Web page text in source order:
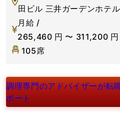
田ビル 三井ガーデンホテ
月給 /
265,460 円 〜 311,200 円
105席
調理専門のアドバイザーが転
ポート